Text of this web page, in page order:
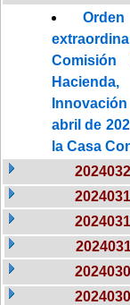
Comisión
abril de
la Casa